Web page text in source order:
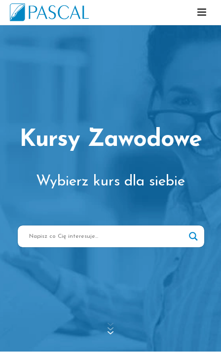
Kursy Zawodowe
Wybierz kurs dla siebie